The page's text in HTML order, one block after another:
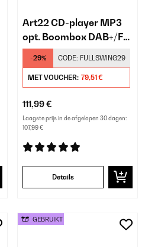
Art22 CD-player MP3
opt. Boombox DAB+/FM
radio CD/MP3 player
3W luidsprekers 2,4
-29% CODE: FULLSWING29
MET VOUCHER: 79,51 €
111,99 €
Laagste prijs in de afgelopen 30 dagen:
107,99 €
Details
GEBRUIKT